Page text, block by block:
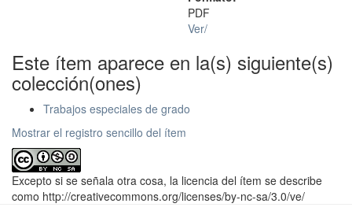
PDF
Ver/
Este ítem aparece en la(s) siguiente(s)
colección(ones)
Trabajos especiales de grado
Mostrar el registro sencillo del ítem
Excepto si se señala otra cosa, la licencia del ítem se describe
como http://creativecommons.org/licenses/by-nc-sa/3.0/ve/